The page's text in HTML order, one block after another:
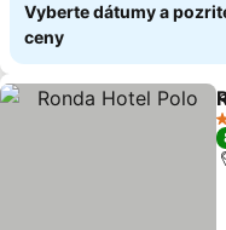
Vyberte dátumy a
ceny